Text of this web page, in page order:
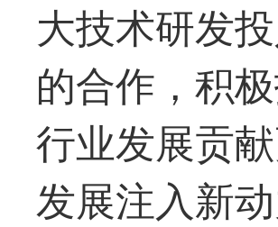
大技术研发
的合作，积
行业发展贡
发展注入新动